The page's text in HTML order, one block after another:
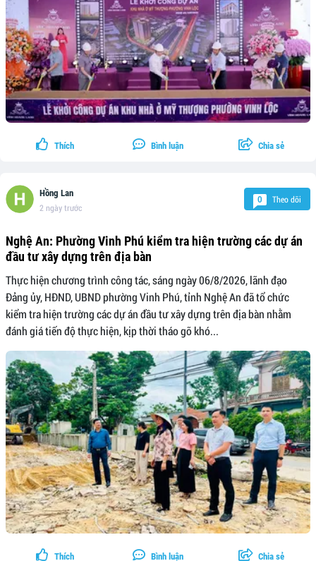
Thích Bình luận Chia sẻ
Hồng Lan
2 ngày trước
0 Theo dõi
Nghệ An: Phường Vinh Phú kiểm tra hiện trường các dự án
đầu tư xây dựng trên địa bàn
Thực hiện chương trình công tác, sáng ngày 06/8/2026, lãnh đạo
Đảng ủy, HĐND, UBND phường Vinh Phú, tỉnh Nghệ An đã tổ chức
kiểm tra hiện trường các dự án đầu tư xây dựng trên địa bàn nhằm
đánh giá tiến độ thực hiện, kịp thời tháo gỡ khó...
Thích Bình luận Chia sẻ